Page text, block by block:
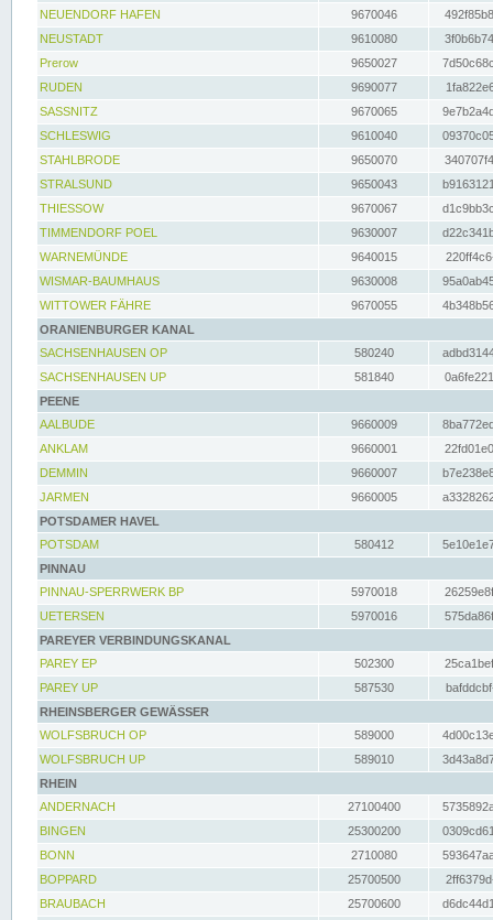
NEUENDORF HAFEN
9670046
NEUSTADT
9610080
Prerow
9650027
RUDEN
9690077
SASSNITZ
9670065
SCHLESWIG
9610040
STAHLBRODE
9650070
STRALSUND
9650043
THIESSOW
9670067
TIMMENDORF POEL
9630007
WARNEMÜNDE
9640015
WISMAR-BAUMHAUS
9630008
WITTOWER FÄHRE
9670055
ORANIENBURGER KANAL
SACHSENHAUSEN OP
580240
SACHSENHAUSEN UP
581840
PEENE
AALBUDE
9660009
ANKLAM
9660001
DEMMIN
9660007
JARMEN
9660005
POTSDAMER HAVEL
POTSDAM
580412
PINNAU
PINNAU-SPERRWERK BP
5970018
UETERSEN
5970016
PAREYER VERBINDUNGSKANAL
PAREY EP
502300
PAREY UP
587530
RHEINSBERGER GEWÄSSER
WOLFSBRUCH OP
589000
WOLFSBRUCH UP
589010
RHEIN
ANDERNACH
27100400
BINGEN
25300200
BONN
2710080
BOPPARD
25700500
BRAUBACH
25700600